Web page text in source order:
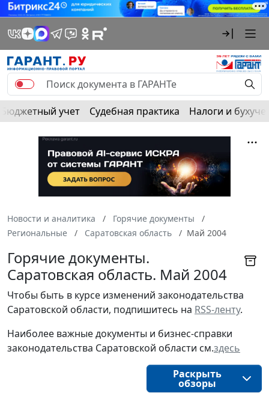
Бюджетный учет Судебная практика Налоги и
Новости и аналитика
Горячие документы
Региональные
Саратовская область Май 2004
Горячие документы.
Саратовская область. Май 2004
Чтобы быть в курсе изменений законодательства
Саратовской области, подпишитесь на RSS-ленту.
Наиболее важные документы и бизнес-справки
законодательства Саратовской области см.здесь
Раскрыть
обзоры